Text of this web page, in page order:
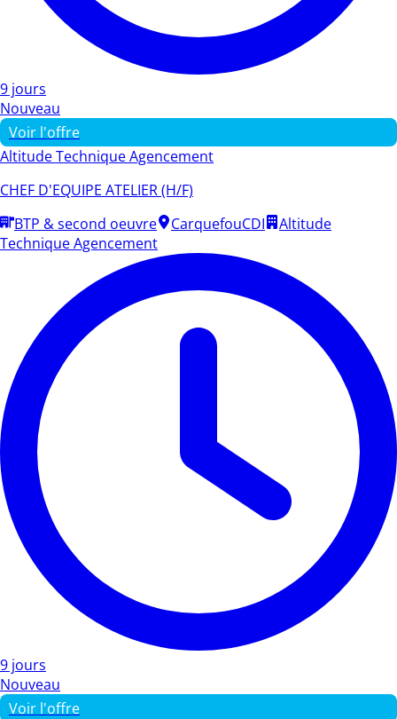
9 jours
Nouveau
Voir l'offre
Altitude Technique Agencement
CHEF D'EQUIPE ATELIER (H/F)
BTP & second oeuvre
CarquefouCDI
Altitude
Technique Agencement
9 jours
Nouveau
Voir l'offre